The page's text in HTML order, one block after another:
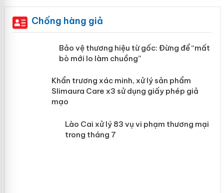
Chống hàng giả
Bảo vệ thương hiệu từ gốc: Đừng để
“mất bò mới lo làm chuồng”
Slimaura Care x3 sử dụng giấy phép
giả mạo